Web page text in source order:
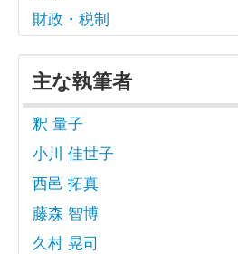
財政・税制
主な執筆者
釈 量子
小川 佳世子
西邑 拓真
藤森 智博
久村 晃司